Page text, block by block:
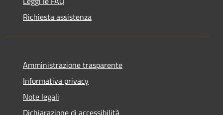
Richiesta assistenza
Amministrazione trasparente
Informativa privacy
Note legali